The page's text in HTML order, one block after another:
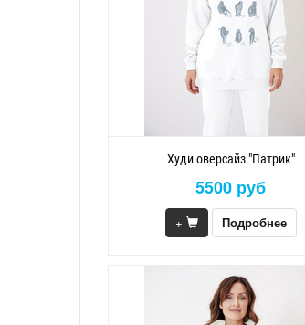
Худи оверсайз "Патрик"
5500 руб
+ Подробнее